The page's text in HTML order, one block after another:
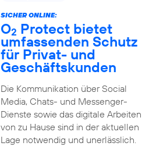
SICHER ONLINE:
O2 Protect bietet
umfassenden Schutz
für Privat- und
Geschäftskunden
Die Kommunikation über Social
Media, Chats- und Messenger-
Dienste sowie das digitale Arbeiten
von zu Hause sind in der aktuellen
Lage notwendig und unerlässlich.